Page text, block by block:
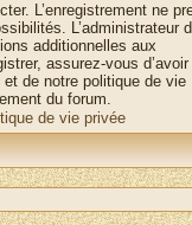
L’enregistrement ne
L’administrateur
additionnelles aux
assurez-vous
de notre politique de vie
du forum.
de vie privée